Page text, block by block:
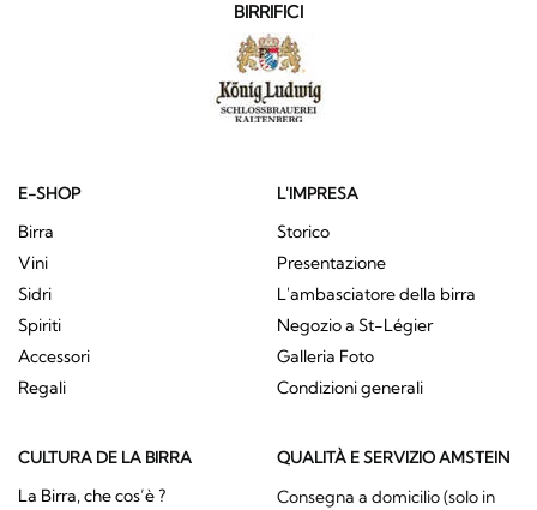
BIRRIFICI
E-SHOP
Birra
Vini
Sidri
Spiriti
Accessori
Regali
L'IMPRESA
Storico
Presentazione
L'ambasciatore della birra
Negozio a St-Légier
Galleria Foto
Condizioni generali
CULTURA DE LA BIRRA
La Birra, che cos’è ?
QUALITÀ E SERVIZIO AMSTEIN
Consegna a domicilio (solo in